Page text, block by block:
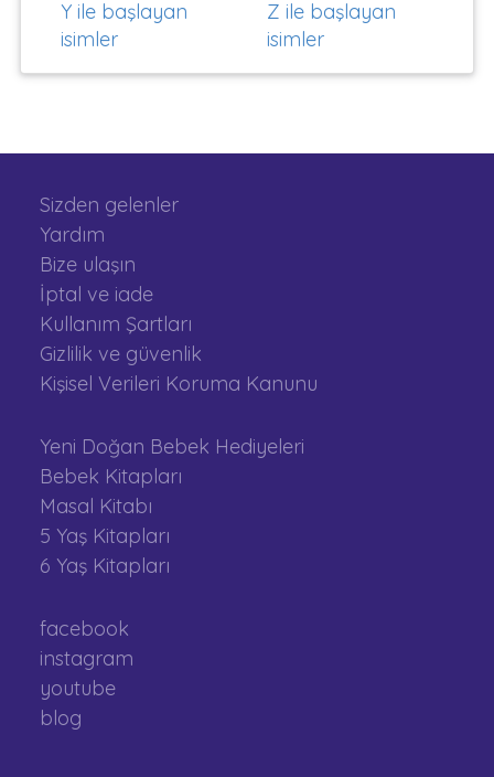
Y ile başlayan
isimler
Z ile başlayan
isimler
Sizden gelenler
Yardım
Bize ulaşın
İptal ve iade
Kullanım Şartları
Gizlilik ve güvenlik
Kişisel Verileri Koruma Kanunu
Yeni Doğan Bebek Hediyeleri
Bebek Kitapları
Masal Kitabı
5 Yaş Kitapları
6 Yaş Kitapları
facebook
instagram
youtube
blog